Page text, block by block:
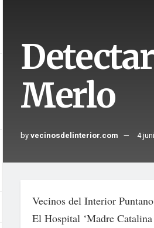
Merlo
byvecinosdelinterior.com 4
Vecinos del Interior
El Hospital ‘Madre